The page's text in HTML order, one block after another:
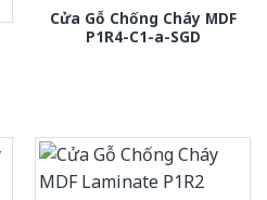
Cửa Gỗ Chống Cháy MDF
P1R4-C1-a-SGD